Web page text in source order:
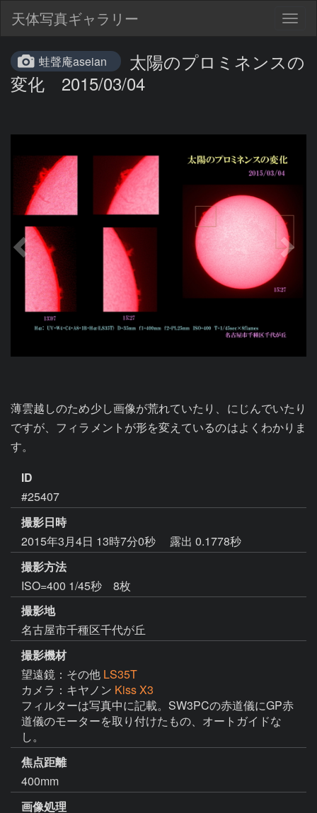
天体写真ギャラリー
蛙聲庵aseian
太陽のプロミネンスの
変化 2015/03/04
薄雲越しのため少し画像が荒れていたり、にじんでいたり
ですが、フィラメントが形を変えているのはよくわかりま
す。
ID
#25407
撮影日時
2015年3月4日 13時7分0秒
露出 0.1778秒
撮影方法
ISO=400 1/45秒 8枚
撮影地
名古屋市千種区千代が丘
撮影機材
望遠鏡：その他 LS35T
カメラ：キヤノン Kiss X3
フィルターは写真中に記載。SW3PCの赤道儀にGP赤
道儀のモーターを取り付けたもの、オートガイドな
し。
焦点距離
400mm
画像処理